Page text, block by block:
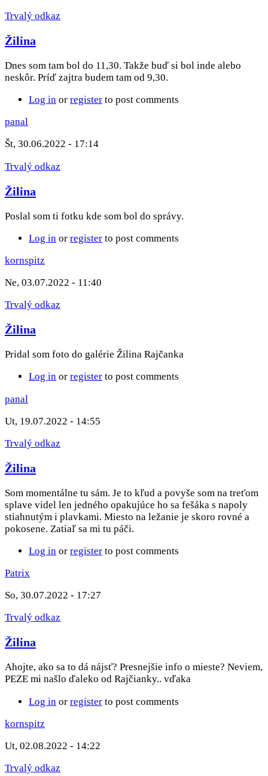
Trvalý odkaz
Žilina
Dnes som tam bol do 11,30. Takže buď si bol inde alebo
neskôr. Príď zajtra budem tam od 9,30.
Log in or register to post comments
panal
Št, 30.06.2022 - 17:14
Trvalý odkaz
Žilina
Poslal som ti fotku kde som bol do správy.
Log in or register to post comments
kornspitz
Ne, 03.07.2022 - 11:40
Trvalý odkaz
Žilina
Pridal som foto do galérie Žilina Rajčanka
Log in or register to post comments
panal
Ut, 19.07.2022 - 14:55
Trvalý odkaz
Žilina
Som momentálne tu sám. Je to kľud a povyše som na treťom
splave videl len jedného opakujúce ho sa fešáka s napoly
stiahnutým i plavkami. Miesto na ležanie je skoro rovné a
pokosene. Zatiaľ sa mi tu páči.
Log in or register to post comments
Patrix
So, 30.07.2022 - 17:27
Trvalý odkaz
Žilina
Ahojte, ako sa to dá nájsť? Presnejšie info o mieste? Neviem,
PEZE mi našlo ďaleko od Rajčianky.. vďaka
Log in or register to post comments
kornspitz
Ut, 02.08.2022 - 14:22
Trvalý odkaz